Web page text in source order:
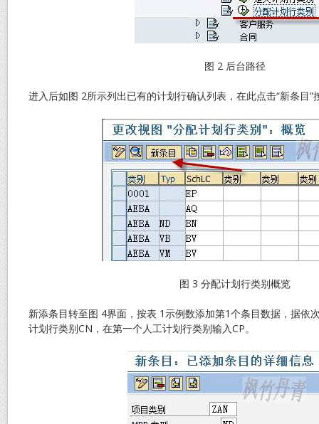
图 2 后台路径
进入后如图 2所示列出已有的计划行确认列表，在此点击“新条目”
图 3 分配计划行类别概览
新添条目转至图 4界面，按表 1示例数添加第1个条目数据，据依
计划行类别CN，在第一个人工计划行类别输入CP。